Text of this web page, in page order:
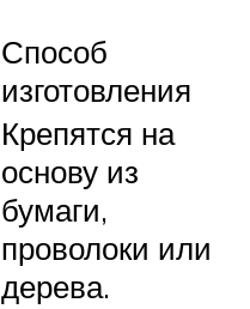
Способ
изготовления
Крепятся на
основу из
бумаги,
проволоки или
дерева.